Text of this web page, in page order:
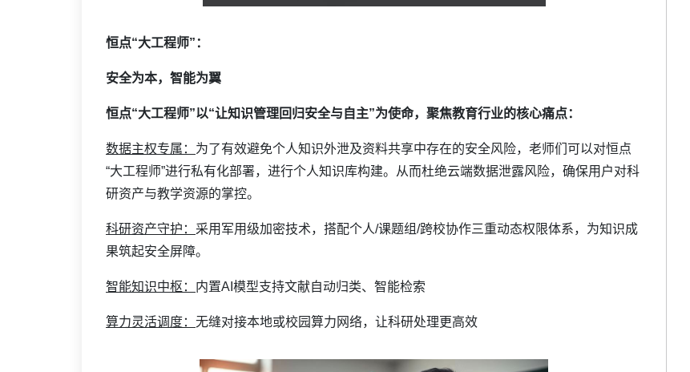
恒点“大工程师”：
安全为本，智能为翼
恒点“大工程师”以“让知识管理回归安全与自主”为使命，聚焦教育行业的核心痛点：
数据主权专属： 为了有效避免个人知识外泄及资料共享中存在的安全风险，老师们可以对恒点
“大工程师”进行私有化部署，进行个人知识库构建。从而杜绝云端数据泄露风险，确保用户对科
研资产与教学资源的掌控。
科研资产守护： 采用军用级加密技术，搭配个人/课题组/跨校协作三重动态权限体系，为知识成
果筑起安全屏障。
智能知识中枢： 内置AI模型支持文献自动归类、智能检索
算力灵活调度： 无缝对接本地或校园算力网络，让科研处理更高效